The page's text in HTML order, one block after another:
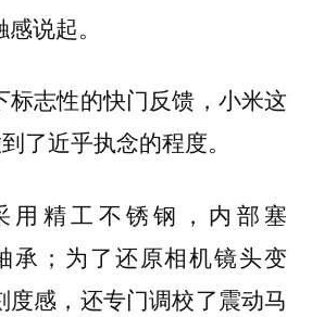
说起。
标志性的快门反馈，小米这
了近乎执念的程度。
用精工不锈钢，内部塞
承；为了还原相机镜头变
度感，还专门调校了震动马